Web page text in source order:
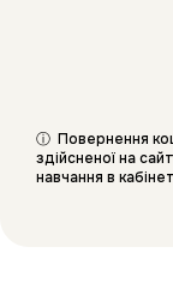
ⓘ Повернення
здійсненої на
навчання в